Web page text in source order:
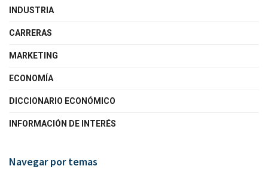
INDUSTRIA
CARRERAS
MARKETING
ECONOMÍA
DICCIONARIO ECONÓMICO
INFORMACIÓN DE INTERÉS
Navegar por temas